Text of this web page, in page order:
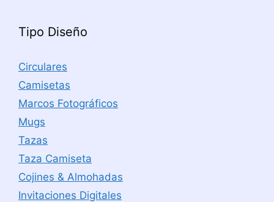
Tipo Diseño
Circulares
Camisetas
Marcos Fotográficos
Mugs
Tazas
Taza Camiseta
Cojines & Almohadas
Invitaciones Digitales